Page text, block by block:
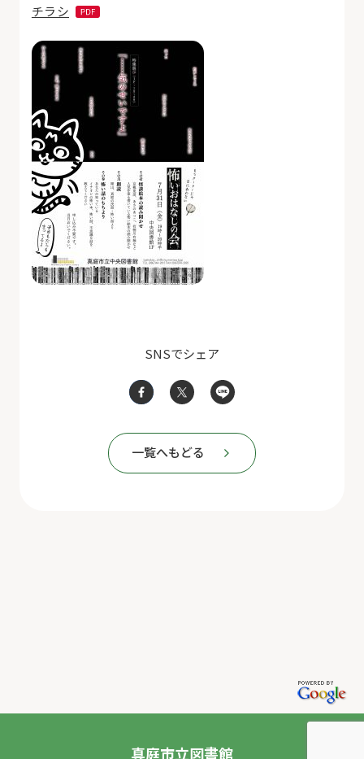
チラシ
SNSでシェア
一覧へもどる
真庭市立図書館